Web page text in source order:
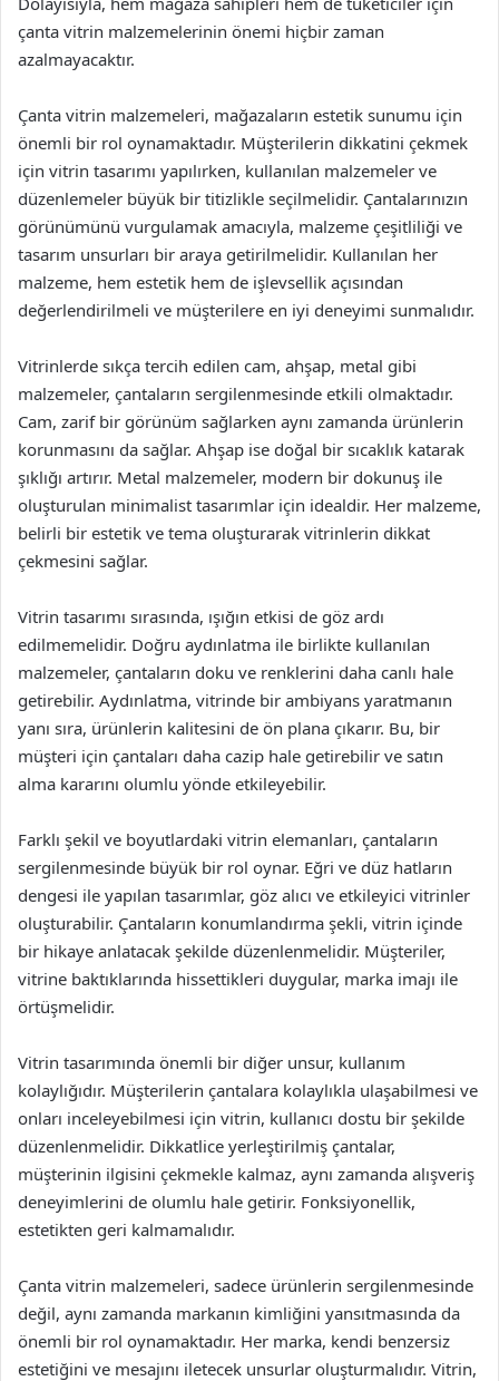
çanta vitrin malzemelerinin önemi hiçbir zaman
azalmayacaktır.
Çanta vitrin malzemeleri, mağazaların estetik sunumu için
önemli bir rol oynamaktadır. Müşterilerin dikkatini çekmek
için vitrin tasarımı yapılırken, kullanılan malzemeler ve
düzenlemeler büyük bir titizlikle seçilmelidir. Çantalarınızın
görünümünü vurgulamak amacıyla, malzeme çeşitliliği ve
tasarım unsurları bir araya getirilmelidir. Kullanılan her
malzeme, hem estetik hem de işlevsellik açısından
değerlendirilmeli ve müşterilere en iyi deneyimi sunmalıdır.
Vitrinlerde sıkça tercih edilen cam, ahşap, metal gibi
malzemeler, çantaların sergilenmesinde etkili olmaktadır.
Cam, zarif bir görünüm sağlarken aynı zamanda ürünlerin
korunmasını da sağlar. Ahşap ise doğal bir sıcaklık katarak
şıklığı artırır. Metal malzemeler, modern bir dokunuş ile
oluşturulan minimalist tasarımlar için idealdir. Her malzeme,
belirli bir estetik ve tema oluşturarak vitrinlerin dikkat
çekmesini sağlar.
Vitrin tasarımı sırasında, ışığın etkisi de göz ardı
edilmemelidir. Doğru aydınlatma ile birlikte kullanılan
malzemeler, çantaların doku ve renklerini daha canlı hale
getirebilir. Aydınlatma, vitrinde bir ambiyans yaratmanın
yanı sıra, ürünlerin kalitesini de ön plana çıkarır. Bu, bir
müşteri için çantaları daha cazip hale getirebilir ve satın
alma kararını olumlu yönde etkileyebilir.
Farklı şekil ve boyutlardaki vitrin elemanları, çantaların
sergilenmesinde büyük bir rol oynar. Eğri ve düz hatların
dengesi ile yapılan tasarımlar, göz alıcı ve etkileyici vitrinler
oluşturabilir. Çantaların konumlandırma şekli, vitrin içinde
bir hikaye anlatacak şekilde düzenlenmelidir. Müşteriler,
vitrine baktıklarında hissettikleri duygular, marka imajı ile
örtüşmelidir.
Vitrin tasarımında önemli bir diğer unsur, kullanım
kolaylığıdır. Müşterilerin çantalara kolaylıkla ulaşabilmesi ve
onları inceleyebilmesi için vitrin, kullanıcı dostu bir şekilde
düzenlenmelidir. Dikkatlice yerleştirilmiş çantalar,
müşterinin ilgisini çekmekle kalmaz, aynı zamanda alışveriş
deneyimlerini de olumlu hale getirir. Fonksiyonellik,
estetikten geri kalmamalıdır.
Çanta vitrin malzemeleri, sadece ürünlerin sergilenmesinde
değil, aynı zamanda markanın kimliğini yansıtmasında da
önemli bir rol oynamaktadır. Her marka, kendi benzersiz
estetiğini ve mesajını iletecek unsurlar oluşturmalıdır. Vitrin,